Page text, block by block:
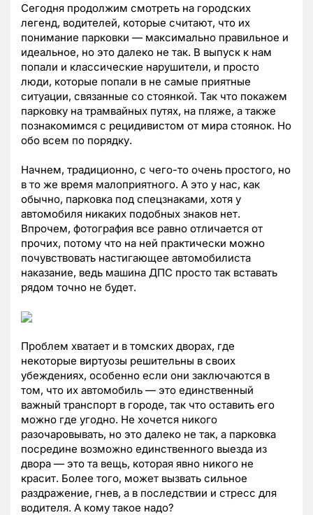
Сегодня продолжим смотреть на городских
легенд, водителей, которые считают, что их
понимание парковки — максимально правильное и
идеальное, но это далеко не так. В выпуск к нам
попали и классические нарушители, и просто
люди, которые попали в не самые приятные
ситуации, связанные со стоянкой. Так что покажем
парковку на трамвайных путях, на пляже, а также
познакомимся с рецидивистом от мира стоянок. Но
обо всем по порядку.
Начнем, традиционно, с чего-то очень простого, но
в то же время малоприятного. А это у нас, как
обычно, парковка под спецзнаками, хотя у
автомобиля никаких подобных знаков нет.
Впрочем, фотография все равно отличается от
прочих, потому что на ней практически можно
почувствовать настигающее автомобилиста
наказание, ведь машина ДПС просто так вставать
рядом точно не будет.
Проблем хватает и в томских дворах, где
некоторые виртуозы решительны в своих
убеждениях, особенно если они заключаются в
том, что их автомобиль — это единственный
важный транспорт в городе, так что оставить его
можно где угодно. Не хочется никого
разочаровывать, но это далеко не так, а парковка
посредине возможно единственного выезда из
двора — это та вещь, которая явно никого не
красит. Более того, может вызвать сильное
раздражение, гнев, а в последствии и стресс для
водителя. А кому такое надо?